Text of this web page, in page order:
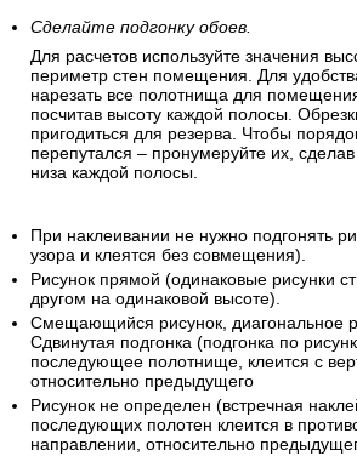
Сделайте подгонку обоев.
Для расчетов используйте значения
периметр стен помещения. Для
нарезать все полотнища для
посчитав высоту каждой полосы.
пригодиться для резерва. Чтобы
перепутался – пронумеруйте их,
низа каждой полосы.
При наклеивании не нужно подгонять
узора и клеятся без совмещения).
Рисунок прямой (одинаковые рисунки
другом на одинаковой высоте).
Смещающийся рисунок, диагональное
Сдвинутая подгонка (подгонка по
последующее полотнище, клеится с
относительно предыдущего
Рисунок не определен (встречная
последующих полотен клеится в
направлении, относительно